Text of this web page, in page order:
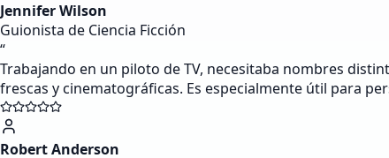
Jennifer Wilson
Guionista de Ciencia Ficción
“
Trabajando en un piloto de TV, necesitaba nombres
frescas y cinematográficas. Es especialmente útil para
Robert Anderson